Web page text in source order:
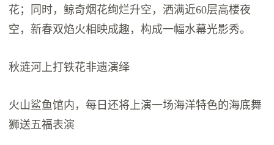
花；同时，鲸奇烟花绚烂升空，洒满近60层高楼夜
空，新春双焰火相映成趣，构成一幅水幕光影秀。
秋涟河上打铁花非遗演绎
火山鲨鱼馆内，每日还将上演一场海洋特色的海底舞
狮送五福表演